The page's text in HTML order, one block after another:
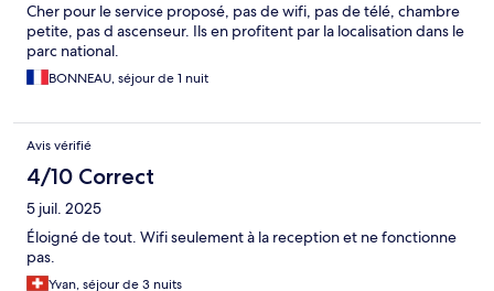
Cher pour le service proposé, pas de wifi, pas de télé, chambre
petite, pas d ascenseur. Ils en profitent par la localisation dans le
parc national.
BONNEAU, séjour de 1 nuit
Avis vérifié
4/10 Correct
5 juil. 2025
Éloigné de tout. Wifi seulement à la reception et ne fonctionne
pas.
Yvan, séjour de 3 nuits